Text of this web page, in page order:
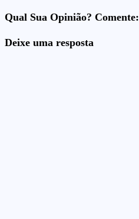
Qual Sua Opinião? Comente:
Deixe uma resposta